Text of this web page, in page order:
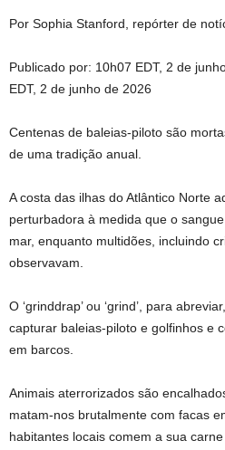
Por Sophia Stanford, repórter de
Publicado por: 10h07 EDT, 2 de
EDT, 2 de junho de 2026
Centenas de baleias-piloto são
de uma tradição anual.
A costa das ilhas do Atlântico Norte
perturbadora à medida que o
mar, enquanto multidões, incluindo
observavam.
O ‘grinddrap’ ou ‘grind’, para
capturar baleias-piloto e golfinhos e
em barcos.
Animais aterrorizados são
matam-nos brutalmente com facas
habitantes locais comem a sua